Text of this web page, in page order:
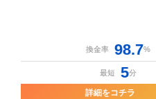
換金率 98.7%
最短 5分
詳細をコチラ